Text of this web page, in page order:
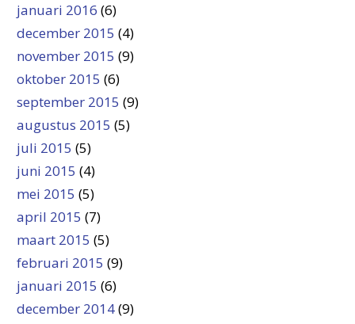
januari 2016 (6)
december 2015 (4)
november 2015 (9)
oktober 2015 (6)
september 2015 (9)
augustus 2015 (5)
juli 2015 (5)
juni 2015 (4)
mei 2015 (5)
april 2015 (7)
maart 2015 (5)
februari 2015 (9)
januari 2015 (6)
december 2014(9)